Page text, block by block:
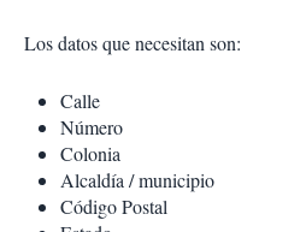
Los datos que necesitan son:
Calle
Número
Colonia
Alcaldía / municipio
Código Postal